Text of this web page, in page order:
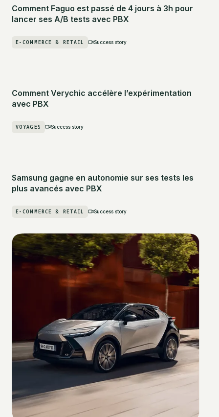
Comment Faguo est passé de 4 jours à 3h pour
lancer ses A/B tests avec PBX
E-COMMERCE & RETAIL Success story
Comment Verychic accélère l’expérimentation
avec PBX
VOYAGES Success story
Samsung gagne en autonomie sur ses tests les
plus avancés avec PBX
E-COMMERCE & RETAIL Success story